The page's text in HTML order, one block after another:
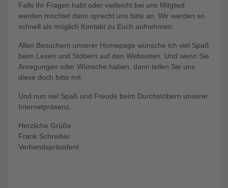
Falls Ihr Fragen habt oder vielleicht bei uns Mitglied
werden möchtet dann sprecht uns bitte an. Wir werden so
schnell als möglich Kontakt zu Euch aufnehmen.
Allen Besuchern unserer Homepage wünsche ich viel Spaß
beim Lesen und Stöbern auf den Webseiten. Und wenn Sie
Anregungen oder Wünsche haben, dann teilen Sie uns
diese doch bitte mit.
Und nun viel Spaß und Freude beim Durchstöbern unserer
Internetpräsenz.
Herzliche Grüße
Frank Schreiber
Verbandspräsident